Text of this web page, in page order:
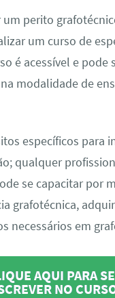
um perito
um curso de
é acessível e pode
modalidade de
específicos para
qualquer
se capacitar por
grafotécnica,
necessários em
AQUI PARA SE
NO